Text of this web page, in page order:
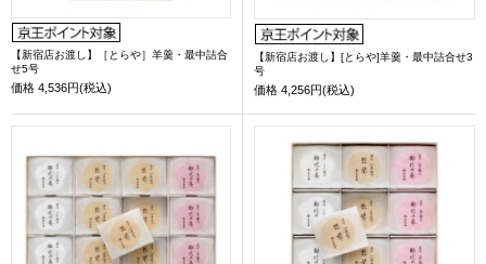
【新宿店お渡し】［とらや］羊羹・最中詰合
せ5号
価格 4,536円(税込)
【新宿店お渡し】[とらや]羊羹・最中詰合せ3
号
価格 4,256円(税込)